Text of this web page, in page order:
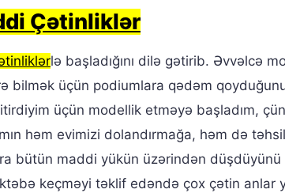
Çətinliklər
lə başladığını dilə gətirib. Əvvəlcə
bilmək üçün podiumlara qədəm
itirdiyim üçün modellik etməyə başladım,
həm evimizi dolandırmağa, həm də təhsil
bütün maddi yükün üzərindən
keçməyi təklif edəndə çox çətin anlar